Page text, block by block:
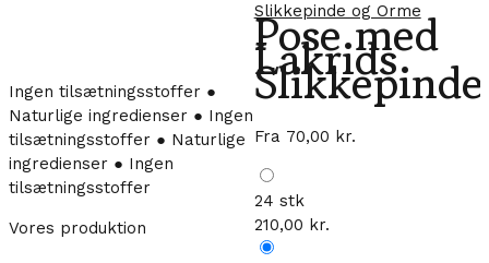
Slikkepinde og Orme
Pose med
Lakrids
Slikkepinde
Fra 70,00 kr.
24 stk
210,00 kr.
Ingen tilsætningsstoffer ●
Naturlige ingredienser ● Ingen
tilsætningsstoffer ● Naturlige
ingredienser ● Ingen
tilsætningsstoffer
Vores produktion